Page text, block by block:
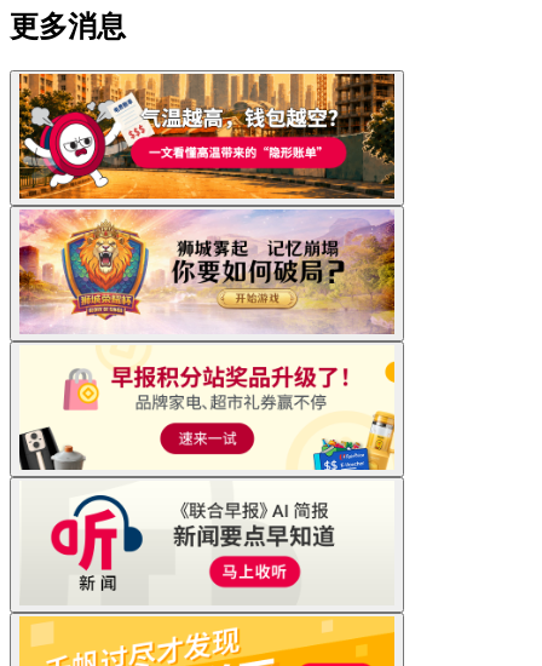
更多消息